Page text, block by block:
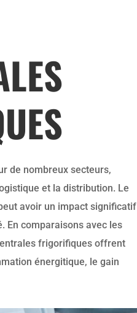
de nombreux secteurs,
et la distribution. Le
avoir un impact significatif
En comparaisons avec les
frigorifiques offrent
énergitique, le gain